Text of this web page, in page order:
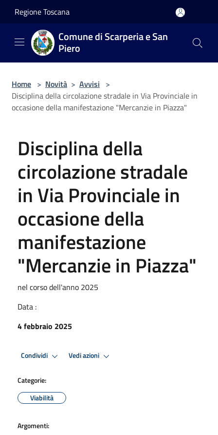
Regione Toscana
Comune di Scarperia e San
Piero
Home > Novità > Avvisi >
Disciplina della circolazione stradale in Via Provinciale in
occasione della manifestazione "Mercanzie in Piazza"
Disciplina della
circolazione stradale
in Via Provinciale in
occasione della
manifestazione
"Mercanzie in Piazza"
nel corso dell'anno 2025
Data :
4 febbraio 2025
Condividi Vedi azioni
Categorie:
Viabilità
Argomenti: